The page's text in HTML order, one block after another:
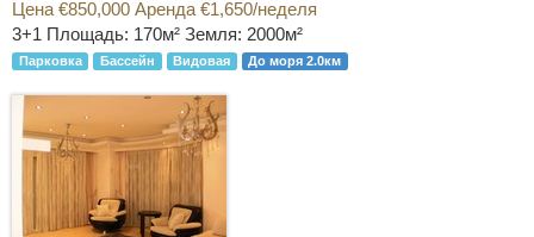
Цена €850,000 Аренда €1,650/неделя
3+1 Площадь: 170м² Земля: 2000м²
Парковка Бассейн Видовая До моря 2.0км